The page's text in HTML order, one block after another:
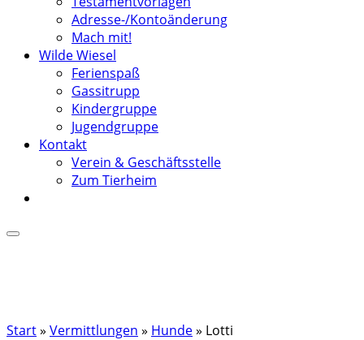
Adresse-/Kontoänderung
Mach mit!
Wilde Wiesel
Ferienspaß
Gassitrupp
Kindergruppe
Jugendgruppe
Kontakt
Verein & Geschäftsstelle
Zum Tierheim
Start» Vermittlungen » Hunde» Lotti